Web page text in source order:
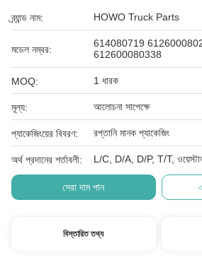
ব্র্যান্ড নাম: HOWO Truck Parts
মডেল নম্বর:
614080719
612600080338
MOQ: 1 ধারক
মূল্য: আলোচনা সাপেক্ষে
প্যাকেজিংয়ের বিবরণ: রপ্তানি মানক প্যাকেজিং
অর্থ প্রদানের শর্তাবলী: L/C, D/A, D/P, T/T, ওয়েস্টার্ন
সেরা দাম পান
বিস্তারিত তথ্য